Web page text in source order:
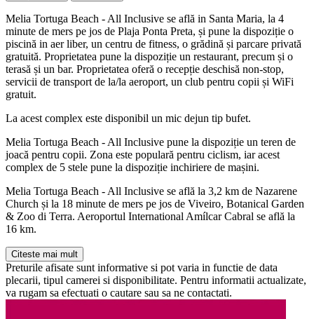
Melia Tortuga Beach - All Inclusive se află in Santa Maria, la 4
minute de mers pe jos de Plaja Ponta Preta, și pune la dispoziție o
piscină in aer liber, un centru de fitness, o grădină și parcare privată
gratuită. Proprietatea pune la dispoziție un restaurant, precum și o
terasă și un bar. Proprietatea oferă o recepție deschisă non-stop,
servicii de transport de la/la aeroport, un club pentru copii și WiFi
gratuit.
La acest complex este disponibil un mic dejun tip bufet.
Melia Tortuga Beach - All Inclusive pune la dispoziție un teren de
joacă pentru copii. Zona este populară pentru ciclism, iar acest
complex de 5 stele pune la dispoziție inchiriere de mașini.
Melia Tortuga Beach - All Inclusive se află la 3,2 km de Nazarene
Church și la 18 minute de mers pe jos de Viveiro, Botanical Garden
& Zoo di Terra. Aeroportul International Amílcar Cabral se află la
16 km.
Citeste mai mult
Preturile afisate sunt informative si pot varia in functie de data
plecarii, tipul camerei si disponibilitate. Pentru informatii actualizate,
va rugam sa efectuati o cautare sau sa ne contactati.